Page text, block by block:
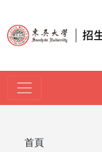
導航連結
首頁